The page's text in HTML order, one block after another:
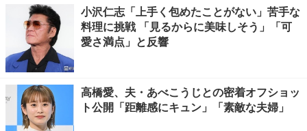
小沢仁志「上手く包めたことがない」苦手な
料理に挑戦 「見るからに美味しそう」「可
愛さ満点」と反響
高橋愛、夫・あべこうじとの密着オフショッ
ト公開「距離感にキュン」「素敵な夫婦」